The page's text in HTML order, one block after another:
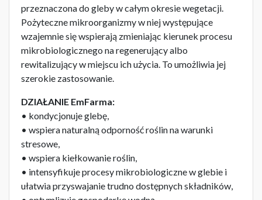
przeznaczona do gleby w całym okresie wegetacji.
Pożyteczne mikroorganizmy w niej występujące
wzajemnie się wspierają zmieniając kierunek procesu
mikrobiologicznego na regenerujący albo
rewitalizujący w miejscu ich użycia. To umożliwia jej
szerokie zastosowanie.
DZIAŁANIE EmFarma:
• kondycjonuje glebę,
• wspiera naturalną odporność roślin na warunki
stresowe,
• wspiera kiełkowanie roślin,
• intensyfikuje procesy mikrobiologiczne w glebie i
ułatwia przyswajanie trudno dostępnych składników,